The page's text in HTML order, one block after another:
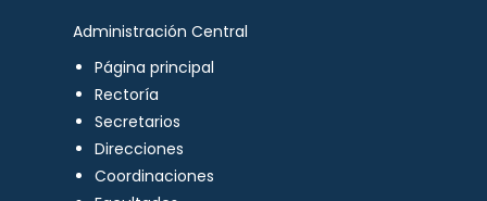
Administración Central
Página principal
Rectoría
Secretarios
Direcciones
Coordinaciones